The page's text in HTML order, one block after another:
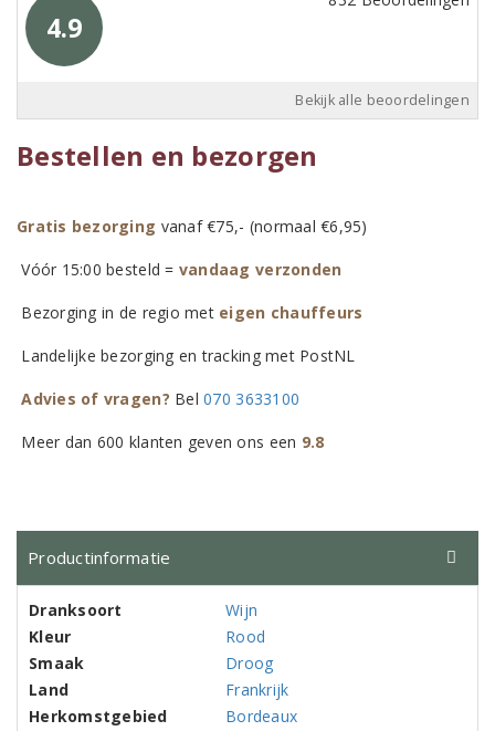
4.9
Bekijk alle beoordelingen
Bestellen en bezorgen
Gratis bezorging vanaf €75,- (normaal €6,95)
Vóór 15:00 besteld = vandaag verzonden
Bezorging in de regio met eigen chauffeurs
Landelijke bezorging en tracking met PostNL
Advies of vragen? Bel070 3633100
Meer dan 600 klanten geven ons een 9.8
Productinformatie
Dranksoort
Wijn
Kleur
Rood
Smaak
Droog
Land
Frankrijk
Herkomstgebied
Bordeaux